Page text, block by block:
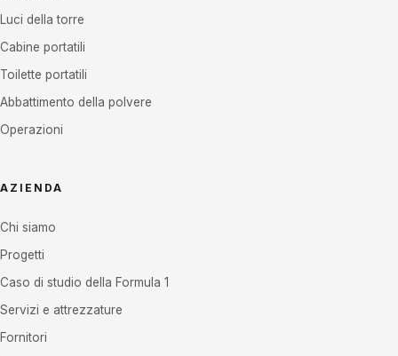
Luci della torre
Cabine portatili
Toilette portatili
Abbattimento della polvere
Operazioni
AZIENDA
Chi siamo
Progetti
Caso di studio della Formula 1
Servizi e attrezzature
Fornitori